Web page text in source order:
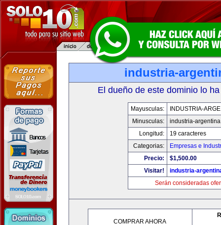
industria-
El dueño de este dominio lo
Mayusculas:
INDUSTRIA-
Minusculas:
industria-
Longitud:
19 caracteres
Categorias:
Empresas e
Precio:
$1,500.00
Visitar!
industria-
Serán consideradas
COMPRAR AHORA